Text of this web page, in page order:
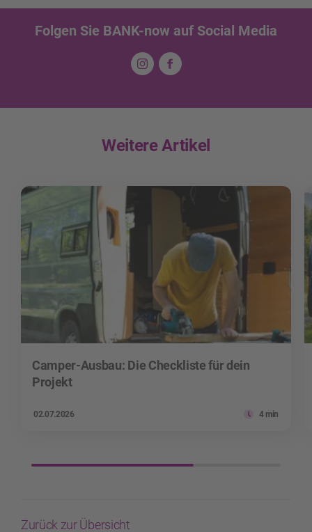
Folgen Sie BANK-now auf Social Media
Weitere Artikel
Camper-Ausbau: Die Checkliste für dein
Projekt
02.07.2026 4 min
Zurück zur Übersicht